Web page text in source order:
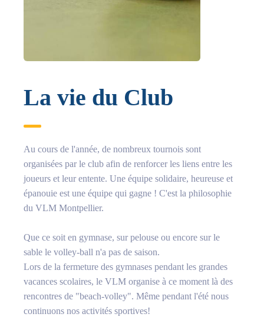
La vie du Club
Au cours de l'année, de nombreux tournois sont
organisées par le club afin de renforcer les liens entre les
joueurs et leur entente. Une équipe solidaire, heureuse et
épanouie est une équipe qui gagne ! C'est la philosophie
du VLM Montpellier.
Que ce soit en gymnase, sur pelouse ou encore sur le
sable le volley-ball n'a pas de saison.
Lors de la fermeture des gymnases pendant les grandes
vacances scolaires, le VLM organise à ce moment là des
rencontres de "beach-volley". Même pendant l'été nous
continuons nos activités sportives!